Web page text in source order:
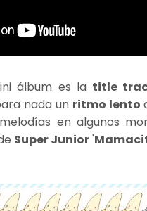
álbum es la title
nada un ritmo lento
en algunos
Super Junior'